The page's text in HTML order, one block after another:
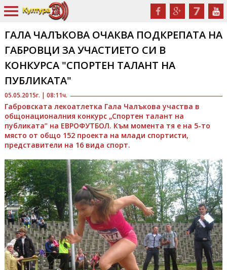
05.05.2015г. | 08:11ч.
ГАЛА ЧАЛЪКОВА ОЧАКВА ПОДКРЕПАТА НА
ГАБРОВЦИ ЗА УЧАСТИЕТО СИ В
КОНКУРСА "СПОРТЕН ТАЛАНТ НА
ПУБЛИКАТА"
Габровската лекоатлетка Гала Чалъкова участва в
общонационалния конкурс „Спортен талант на
публиката” на ЕВРОФУТБОЛ. Към момента тя е на 5-то
място от общо 152 проекта на млади спортисти,
представители на 16 вида спорт.